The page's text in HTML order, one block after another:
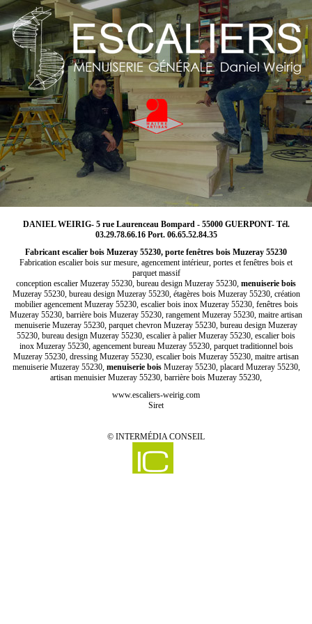
DANIEL WEIRIG- 5 rue Laurenceau Bompard - 55000 GUERPONT- Tél.
03.29.78.66.16 Port. 06.65.52.84.35
Fabricant escalier bois Muzeray 55230, porte fenêtres bois Muzeray 55230
Fabrication escalier bois sur mesure, agencement intérieur, portes et fenêtres bois et
parquet massif
conception escalier Muzeray 55230, bureau design Muzeray 55230, menuiserie bois
Muzeray 55230, bureau design Muzeray 55230, étagères bois Muzeray 55230, création
mobilier agencement Muzeray 55230, escalier bois inox Muzeray 55230, fenêtres bois
Muzeray 55230, barrière bois Muzeray 55230, rangement Muzeray 55230, maitre artisan
menuiserie Muzeray 55230, parquet chevron Muzeray 55230, bureau design Muzeray
55230, bureau design Muzeray 55230, escalier à palier Muzeray 55230, escalier bois
inox Muzeray 55230, agencement bureau Muzeray 55230, parquet traditionnel bois
Muzeray 55230, dressing Muzeray 55230, escalier bois Muzeray 55230, maitre artisan
menuiserie Muzeray 55230, menuiserie boisMuzeray 55230, placard Muzeray 55230,
artisan menuisier Muzeray 55230, barrière bois Muzeray 55230,
www.escaliers-weirig.com
Siret
© INTERMÉDIA CONSEIL